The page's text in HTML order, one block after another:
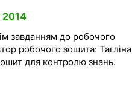
2014
завданням до робочого
робочого зошита: Тагліна
для контролю знань.